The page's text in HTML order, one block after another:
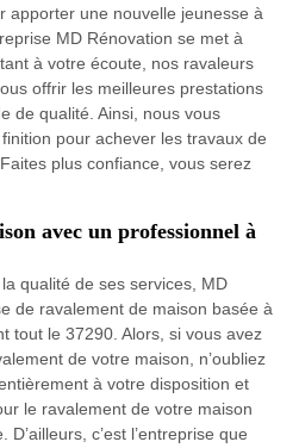
apporter une nouvelle jeunesse à
MD Rénovation se met à
à votre écoute, nos ravaleurs
offrir les meilleures prestations
de qualité. Ainsi, nous vous
pour achever les travaux de
plus confiance, vous serez
avec un professionnel à
qualité de ses services, MD
de ravalement de maison basée à
tout le 37290. Alors, si vous avez
de votre maison, n’oubliez
à votre disposition et
le ravalement de votre maison
c’est l’entreprise que